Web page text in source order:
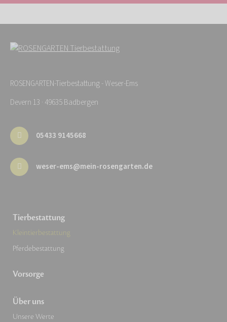
ROSENGARTEN-Tierbestattung - Weser-Ems
Devern 13 · 49635 Badbergen
05433 9145668
weser-ems@mein-rosengarten.de
Tierbestattung
Kleintierbestattung
Pferdebestattung
Vorsorge
Über uns
Unsere Werte